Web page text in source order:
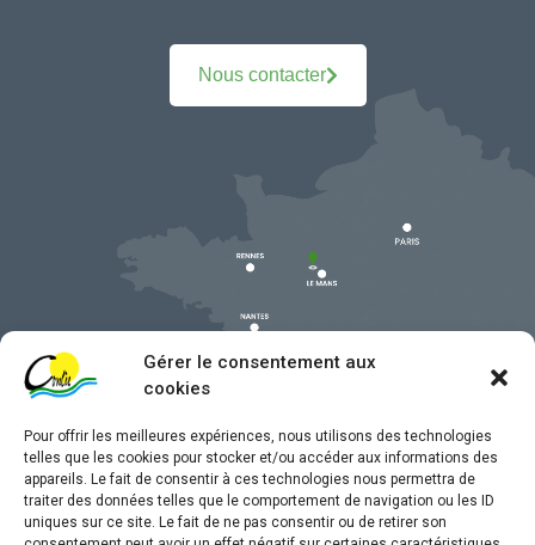
Gérer le consentement aux
cookies
Pour offrir les meilleures expériences, nous utilisons des technologies
telles que les cookies pour stocker et/ou accéder aux informations des
appareils. Le fait de consentir à ces technologies nous permettra de
traiter des données telles que le comportement de navigation ou les ID
uniques sur ce site. Le fait de ne pas consentir ou de retirer son
Nous contacter
Mentions légales